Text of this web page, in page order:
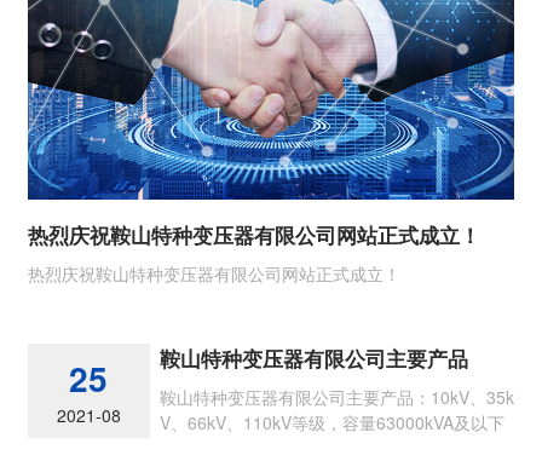
热烈庆祝鞍山特种变压器有限公司网站正式成立！
热烈庆祝鞍山特种变压器有限公司网站正式成立！
25
2021-08
鞍山特种变压器有限公司主要产品
鞍山特种变压器有限公司主要产品：10kV、35k
V、66kV、110kV等级，容量63000kVA及以下